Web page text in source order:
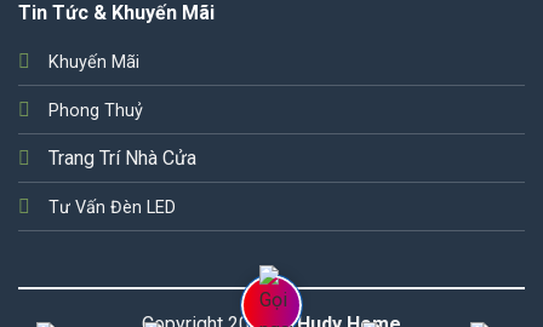
Tin Tức & Khuyến Mãi
Khuyến Mãi
Phong Thuỷ
Trang Trí Nhà Cửa
Tư Vấn Đèn LED